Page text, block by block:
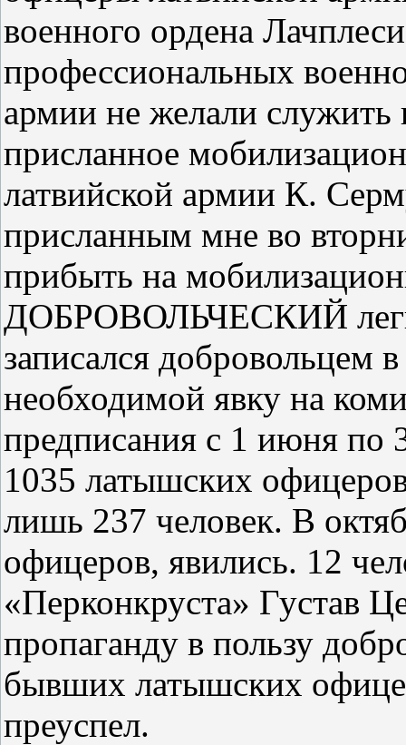
военного ордена
профессиональных
армии не желали служить
присланное
латвийской армии К.
присланным мне во
прибыть на
ДОБРОВОЛЬЧЕСКИЙ
записался добровольцем
необходимой явку на
предписания с 1 июня по
1035 латышских
лишь 237 человек. В
офицеров, явились. 12
«Перконкруста» Густав
пропаганду в пользу
бывших латышских
преуспел.